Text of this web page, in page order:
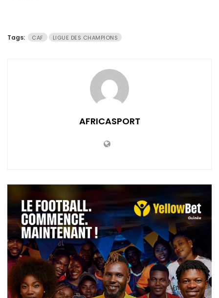
Tags: CAF LIGUE DES CHAMPIONS
AFRICASPORT